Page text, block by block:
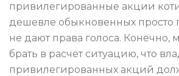
привилегированные акции
дешевле обыкновенных просто
не дают права голоса. Конечно,
брать в расчет ситуацию, что
привилегированных акций